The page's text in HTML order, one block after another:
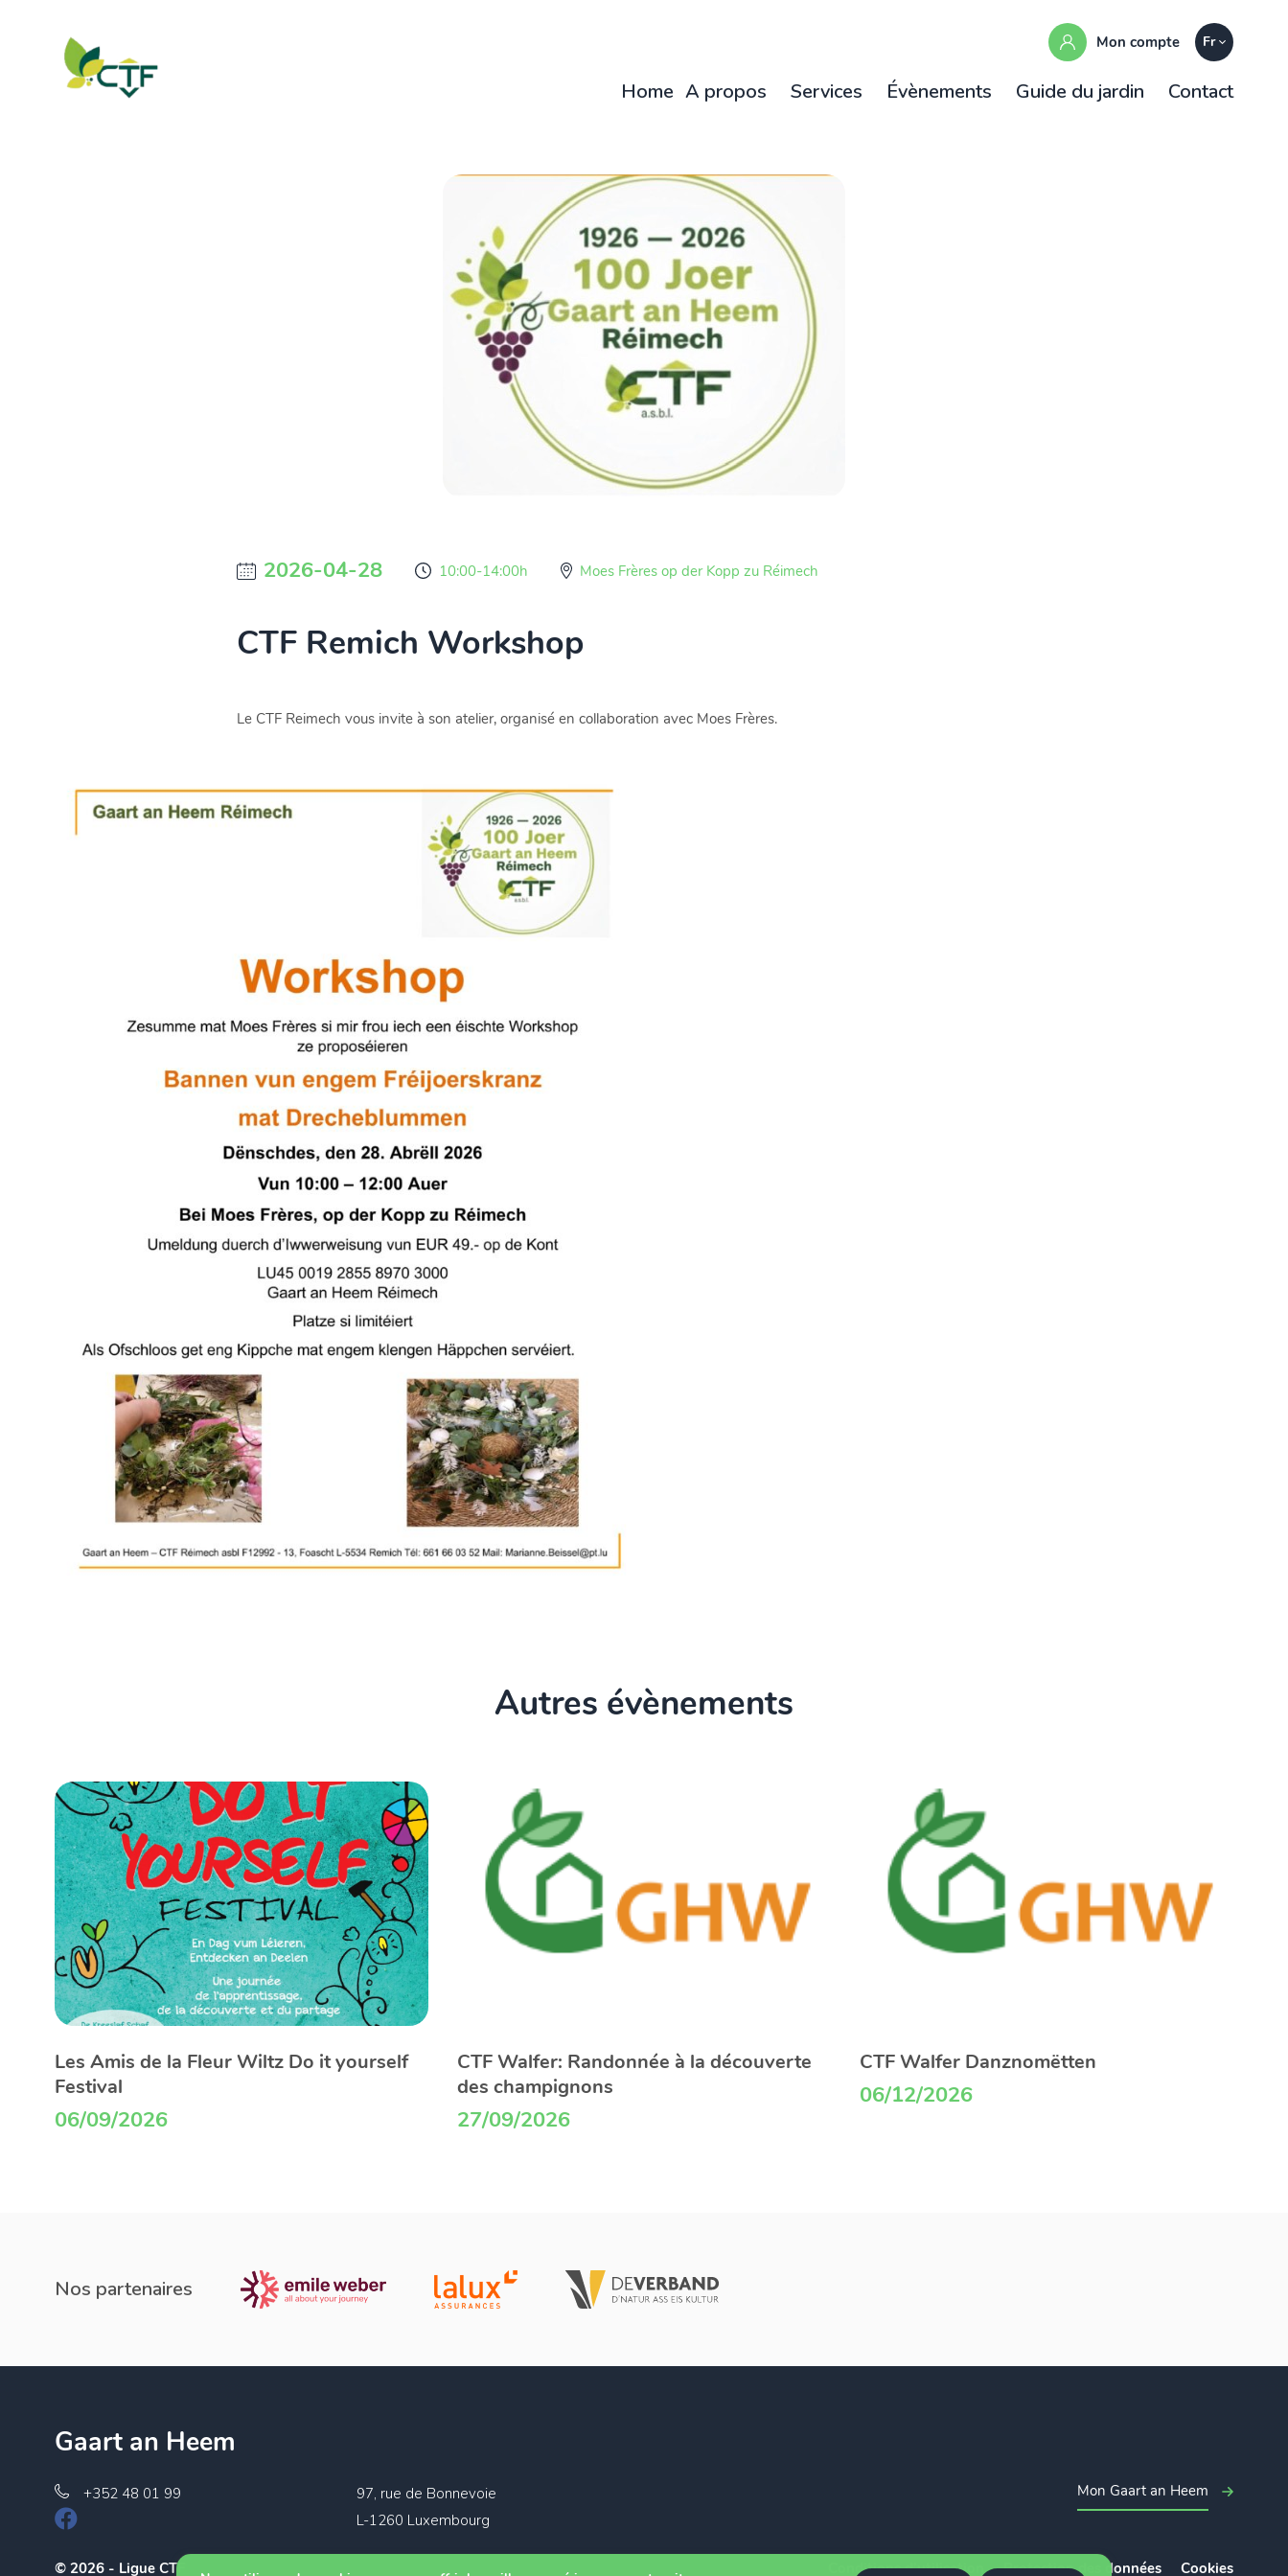
Mon compte Fr
Home A propos Services Évènements Guide du jardin Contact
2026-04-28 10:00-14:00h Moes Frères op der Kopp zu Réimech
CTF Remich Workshop
Le CTF Reimech vous invite à son atelier, organisé en collaboration avec Moes Frères.
Autres évènements
Les Amis de la Fleur Wiltz Do it yourself
Festival
06/09/2026
CTF Walfer: Randonnée à la découverte
des champignons
27/09/2026
CTF Walfer Danznomëtten
06/12/2026
Nos partenaires
Gaart an Heem
+352 48 01 99
97, rue de Bonnevoie
L-1260 Luxembourg
Mon Gaart an Heem
© 2026 - Ligue CTF Conditions d’utilisation Protection des données Cookies